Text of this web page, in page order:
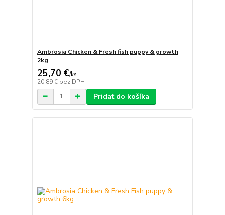
Ambrosia Chicken & Fresh fish puppy & growth
2kg
25,70 €/ks
20,89 € bez DPH
Pridať do košíka